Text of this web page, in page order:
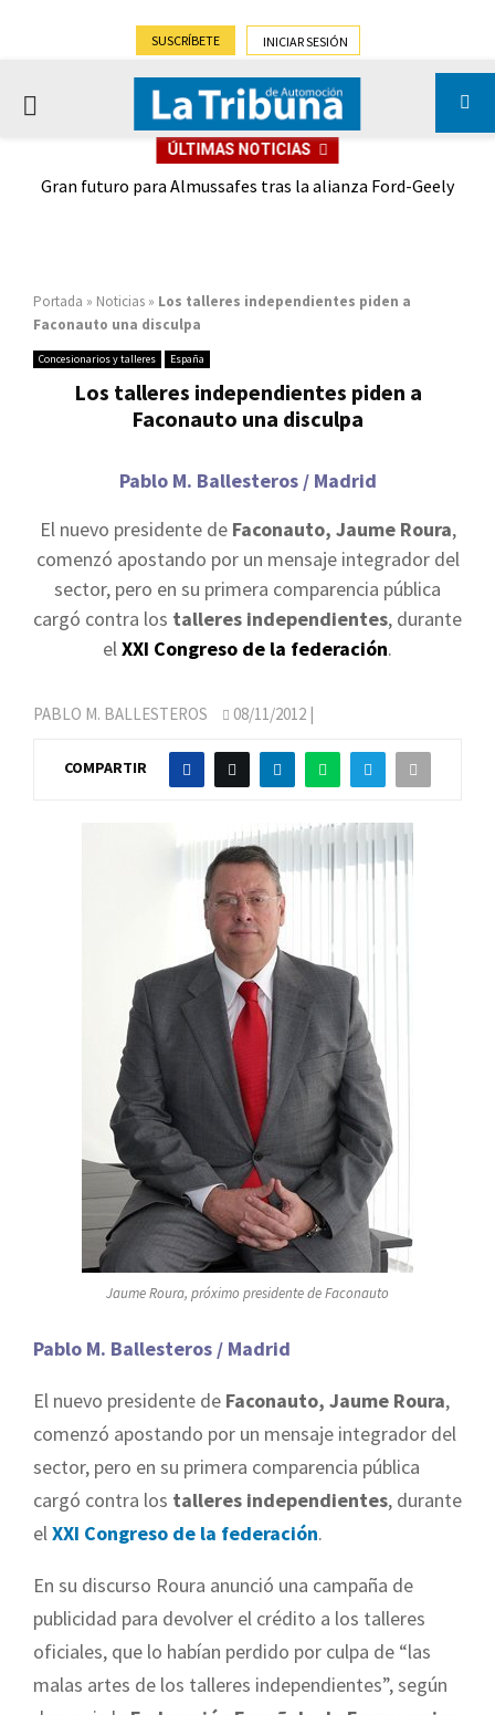
SUSCRÍBETE INICIAR SESIÓN
PRIMARY
ÚLTIMAS NOTICIAS
Gran futuro para Almussafes tras la alianza Ford-Geely
Portada » Noticias » Los talleres independientes piden a
Faconauto una disculpa
Concesionarios y talleres España
Los talleres independientes piden a
Faconauto una disculpa
Pablo M. Ballesteros / Madrid
El nuevo presidente de Faconauto, Jaume Roura,
comenzó apostando por un mensaje integrador del
sector, pero en su primera comparencia pública
cargó contra los talleres independientes, durante
elXXI Congreso de la federación.
PABLO M. BALLESTEROS 08/11/2012 |
COMPARTIR
Jaume Roura, próximo presidente de Faconauto
Pablo M. Ballesteros / Madrid
El nuevo presidente de Faconauto, Jaume Roura,
comenzó apostando por un mensaje integrador del
sector, pero en su primera comparencia pública
cargó contra los talleres independientes, durante
el XXI Congreso de la federación.
En su discurso Roura anunció una campaña de
publicidad para devolver el crédito a los talleres
oficiales, que lo habían perdido por culpa de “las
malas artes de los talleres independientes”, según